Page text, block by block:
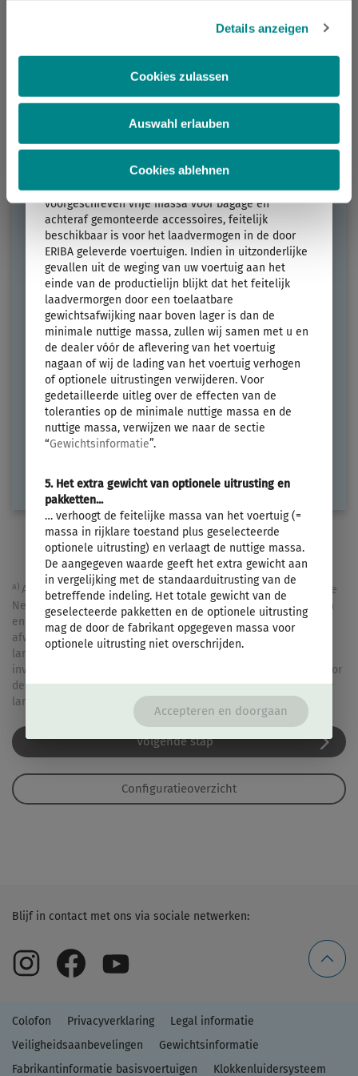
Webseite gesetzt, die für den störungsfreien Betrieb der
erforderlich sind.
Details anzeigen
Cookies zulassen
Auswahl erlauben
Cookies ablehnen
6,64 m
Technisch toelaatbare maximummassa
1300 kg
Indeling kiezen
FEELING 470
Prijs vanaf
€ 31.240,–
Slaapplaatsen
Lengte
6,44 m
Technisch toelaatbare maximummassa
uitgezocht
a) Alle prijzen zijn adviesverkoopprijzen in EUR, gebaseerd op de
Nederlandse verkoopprijzen inclusief de onvermijdbare kosten
en kosten voor transport. Prijzen in andere landen kunnen
afwijken als gevolg van valuta, landspecifieke BTW,
landspecifieke specificaties, on-the-roadheffingen of
invoerrechten. Neem contact op met uw plaatselijke dealer voor
de toepasselijke prijzen, belastingen en invoerrechten voor uw
land.
Volgende stap
Configuratieoverzicht
Blijf in contact met ons via sociale netwerken:
Colofon Privacyverklaring
Legal informatie
Veiligheidsaanbevelingen
Gewichtsinformatie
Fabrikantinformatie basisvoertuigen
Klokkenluidersysteem
stapelbed) of verkleind (bijv. sideboard in plaats
optionele uitrusting...
... is een door ERIBA per indeling vastgestelde
bedoeld om ervoor te zorgen dat de minimale
nuttige massa, dat wil zeggen de wettelijk
voorgeschreven vrije massa voor bagage en
achteraf gemonteerde accessoires, feitelijk
beschikbaar is voor het laadvermogen in de door
ERIBA geleverde voertuigen. Indien in uitzonderlijke
gevallen uit de weging van uw voertuig aan het
einde van de productielijn blijkt dat het feitelijk
laadvermorgen door een toelaatbare
gewichtsafwijking naar boven lager is dan de
minimale nuttige massa, zullen wij samen met u en
de dealer vóór de aflevering van het voertuig
nagaan of wij de lading van het voertuig verhogen
of optionele uitrustingen verwijderen. Voor
gedetailleerde uitleg over de effecten van de
toleranties op de minimale nuttige massa en de
nuttige massa, verwijzen we naar de sectie
“Gewichtsinformatie”.
5. Het extra gewicht van optionele uitrusting en
pakketten...
… verhoogt de feitelijke massa van het voertuig (=
massa in rijklare toestand plus geselecteerde
optionele uitrusting) en verlaagt de nuttige massa.
De aangegeven waarde geeft het extra gewicht aan
in vergelijking met de standaarduitrusting van de
betreffende indeling. Het totale gewicht van de
geselecteerde pakketten en de optionele uitrusting
mag de door de fabrikant opgegeven massa voor
optionele uitrusting niet overschrijden.
Accepteren en doorgaan